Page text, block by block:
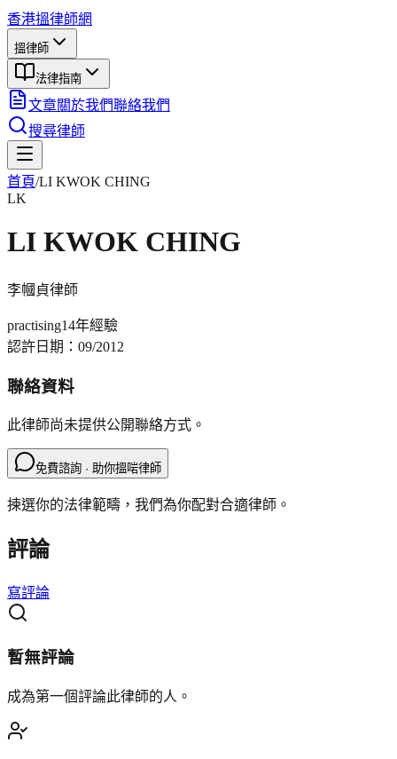
香港搵律師網
搵律師
法律指南
文章關於我們聯絡我們
搜尋律師
首頁/LI KWOK CHING
LK
LI KWOK CHING
李幗貞律師
practising14年經驗
認許日期： 09/2012
聯絡資料
此律師尚未提供公開聯絡方式。
免費諮詢 · 助你搵啱律師
揀選你的法律範疇，我們為你配對合適律師。
評論
寫評論
暫無評論
成為第一個評論此律師的人。